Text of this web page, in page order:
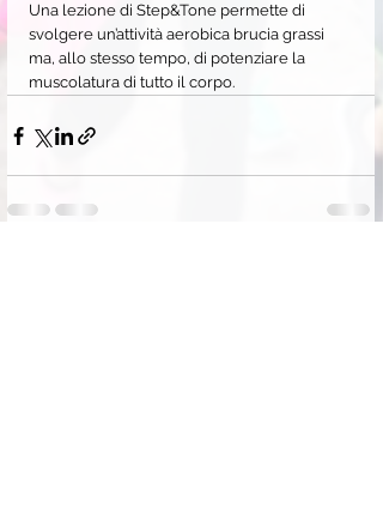
Una lezione di Step&Tone permette di
svolgere un’attività aerobica brucia grassi
ma, allo stesso tempo, di potenziare la
muscolatura di tutto il corpo.